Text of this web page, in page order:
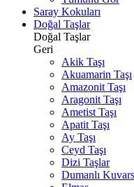
Saray Kokuları
Doğal Taşlar
Doğal Taşlar
Geri
Akik Taşı
Akuamarin Taşı
Amazonit Taşı
Aragonit Taşı
Ametist Taşı
Apatit Taşı
Ay Taşı
Ceyd Taşı
Dizi Taşlar
Dumanlı Kuvars